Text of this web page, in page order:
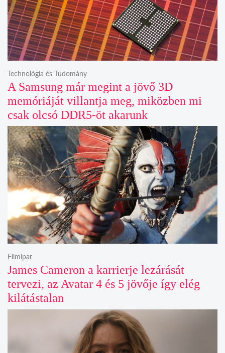
A Samsung már megint a jövő 3D
memóriáját villantja meg, miközben mi
csak olcsó DDR5-öt akarunk
Technológia és Tudomány
James Cameron a karrierje lezárását
tervezi, az Avatar 4 és 5 jövője így elég
kilátástalan
Filmipar